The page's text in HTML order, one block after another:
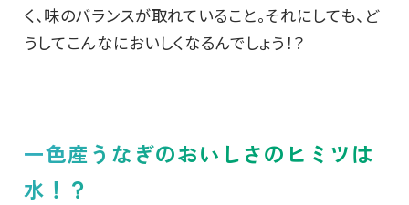
く、味のバランスが取れていること。それにしても、ど
うしてこんなにおいしくなるんでしょう！？
一色産うなぎのおいしさのヒミツは
水！？